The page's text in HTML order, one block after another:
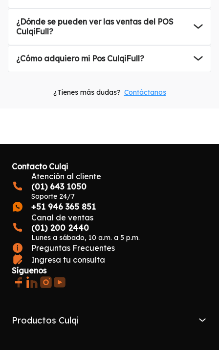
¿Dónde se pueden ver las ventas del POS
CulqiFull?
¿Cómo adquiero mi Pos CulqiFull?
¿Tienes más dudas? Contáctanos
Contacto Culqi
Atención al cliente
(01) 643 1050
Soporte 24/7
+51 946 365 851
Canal de ventas
(01) 200 2440
Lunes a sábado, 10 a.m. a 5 p.m.
Preguntas Frecuentes
Ingresa tu consulta
Síguenos
Productos Culqi